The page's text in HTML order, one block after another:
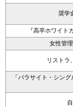
奨学
『高卒ホワイト
女性管
リストラ
「パラサイト・シン